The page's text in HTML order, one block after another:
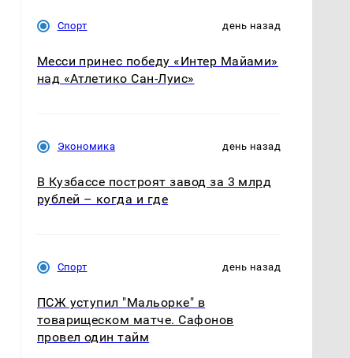
Спорт день назад
Месси принес победу «Интер Майами»
над «Атлетико Сан-Луис»
Экономика день назад
В Кузбассе построят завод за 3 млрд
рублей – когда и где
Спорт день назад
ПСЖ уступил "Мальорке" в
товарищеском матче. Сафонов
провел один тайм